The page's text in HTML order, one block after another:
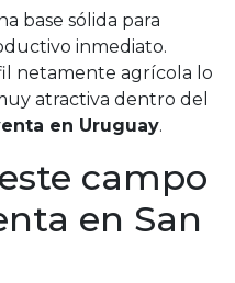
base sólida para
inmediato.
netamente agrícola lo
atractiva dentro del
en Uruguay.
campo
en San